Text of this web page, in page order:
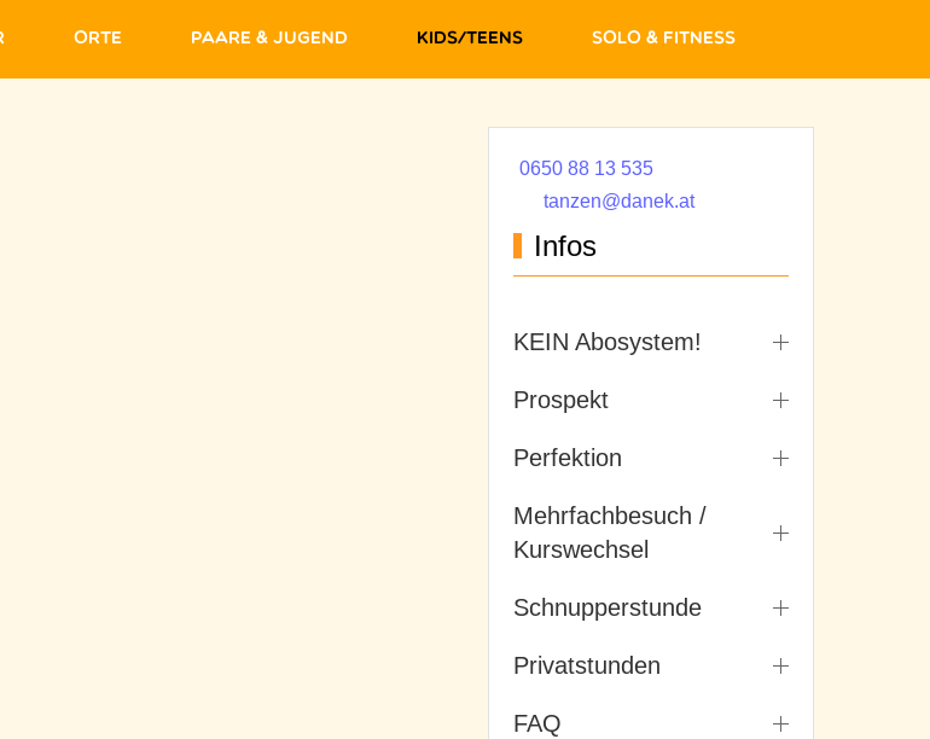
Orte Paare & Jugend Kids/Teens Solo & Fitness
0650 88 13 535
tanzen@danek.at
Infos
KEIN Abosystem!
Prospekt
Perfektion
Mehrfachbesuch /
Kurswechsel
Schnupperstunde
Privatstunden
FAQ